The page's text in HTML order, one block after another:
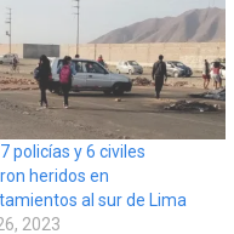
policías y 6 civiles
heridos en
al sur de Lima
2023